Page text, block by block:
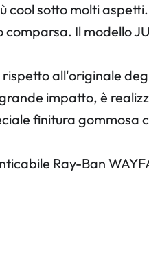
cool sotto molti
Il modello
all'originale
impatto, è
finitura gommosa
Ray-Ban